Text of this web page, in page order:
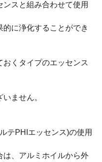
スと組み合わせて使用
に浄化することができ
くタイプのエッセンス
ません。
テPHIエッセンス)の使用
、アルミホイルから外